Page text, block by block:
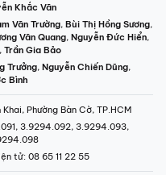
Khắc Văn
Văn Trường, Bùi Thị Hồng Sương,
Văn Quang, Nguyễn Đức Hiển,
, Trần Gia Bảo
Trưởng, Nguyễn Chiến Dũng,
Bình
Phường Bàn Cờ, TP.HCM
3.9294.092, 3.9294.093,
tử: 08 65 11 22 55